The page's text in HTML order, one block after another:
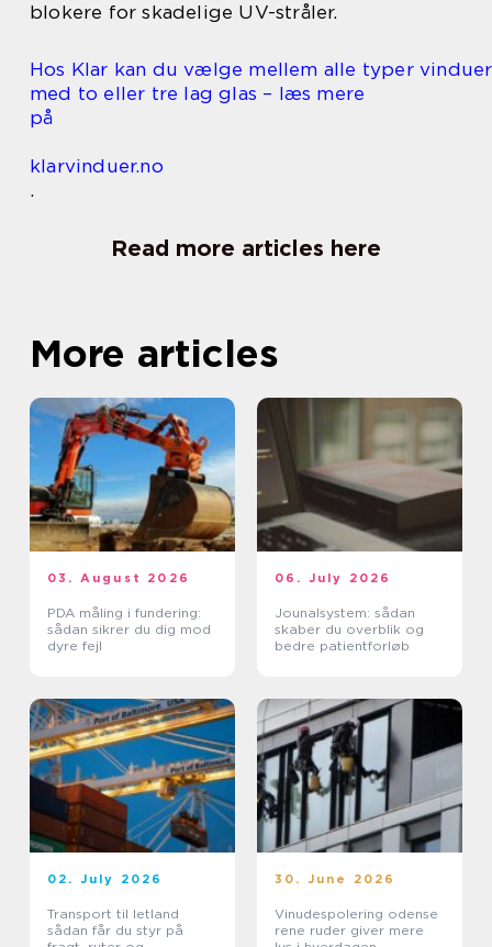
blokere for skadelige UV-stråler.
Hos Klar kan du vælge mellem alle typer vinduer
med to eller tre lag glas – læs mere
på
klarvinduer.no
.
Read more articles here
More articles
03. August 2026
PDA måling i fundering:
sådan sikrer du dig mod
dyre fejl
06. July 2026
Jounalsystem: sådan
skaber du overblik og
bedre patientforløb
02. July 2026
Transport til letland
sådan får du styr på
30. June 2026
Vinudespolering odense
rene ruder giver mere